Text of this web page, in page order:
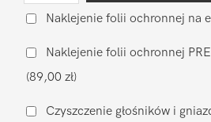
po
Samsung
Galaxy
S22
Naklejenie folii ochronnej na
Naklejenie folii ochronnej
(89,00 zł)
Czyszczenie głośników i